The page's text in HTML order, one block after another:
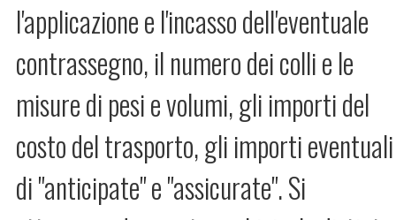
l'applicazione e l'incasso dell'eventuale
contrassegno, il numero dei colli e le
misure di pesi e volumi, gli importi del
costo del trasporto, gli importi eventuali
di "anticipate" e "assicurate". Si